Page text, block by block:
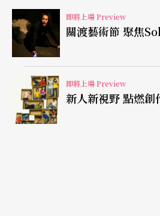
影響了主旨體系，使劇本情感
而忽略了其他的角色。顧威強
若只有常貴一角也撐不起一齣
實，劇情才得以圓滿。
這回來台，飾演盧孟實是北京
即將上場 Preview
關渡藝術節
即將上場 Preview
新人新視野